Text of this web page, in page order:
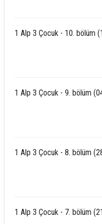
1 Alp 3 Çocuk - 10. bölüm
1 Alp 3 Çocuk - 9. bölüm
1 Alp 3 Çocuk - 8. bölüm
1 Alp 3 Çocuk - 7. bölüm